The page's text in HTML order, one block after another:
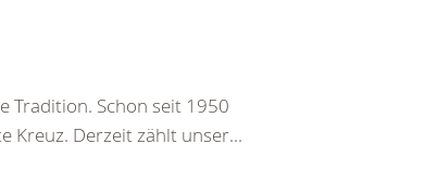
Tradition. Schon seit 1950
Kreuz. Derzeit zählt unser...